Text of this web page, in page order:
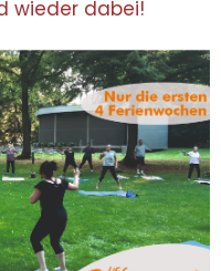
wieder dabei!